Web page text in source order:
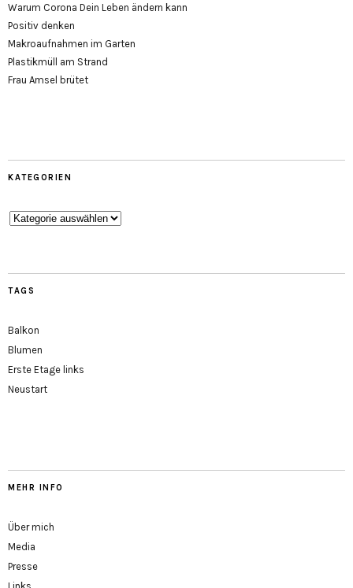
Warum Corona Dein Leben ändern kann
Positiv denken
Makroaufnahmen im Garten
Plastikmüll am Strand
Frau Amsel brütet
KATEGORIEN
Kategorien
TAGS
Balkon
Blumen
Erste Etage links
Neustart
MEHR INFO
Über mich
Media
Presse